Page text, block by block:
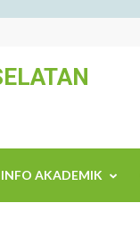
INFO AKADEMIK